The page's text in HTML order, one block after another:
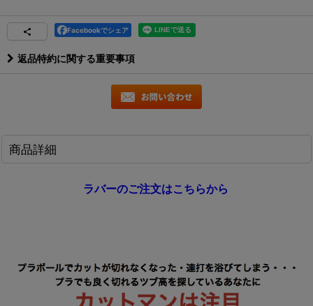
Facebookでシェア
返品特約に関する重要事項
商品詳細
ラバーのご注文はこちらから